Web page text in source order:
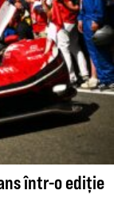
într-o ediție